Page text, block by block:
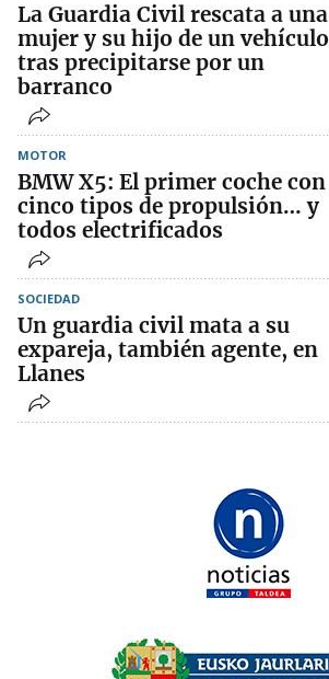
La Guardia Civil rescata a una
mujer y su hijo de un vehículo
tras precipitarse por un
barranco
MOTOR
BMW X5: El primer coche con
cinco tipos de propulsión… y
todos electrificados
SOCIEDAD
Un guardia civil mata a su
expareja, también agente, en
Llanes